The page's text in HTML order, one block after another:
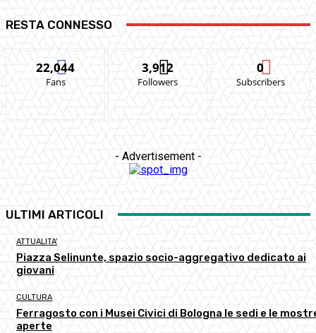
RESTA CONNESSO
22,044
Fans
3,912
Followers
0
Subscribers
- Advertisement -
ULTIMI ARTICOLI
ATTUALITA'
Piazza Selinunte, spazio socio-aggregativo dedicato ai
giovani
CULTURA
Ferragosto con i Musei Civici di Bologna le sedi e le
aperte